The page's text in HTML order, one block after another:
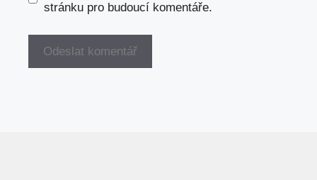
stránku pro budoucí komentáře.